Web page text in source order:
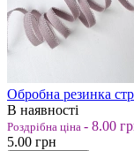
Обробна резинка
В наявності
Роздрібна ціна - 8.00
5.00 грн